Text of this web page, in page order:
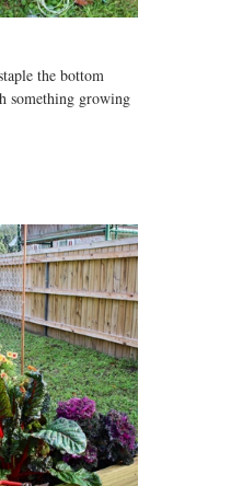
the bottom
something growing